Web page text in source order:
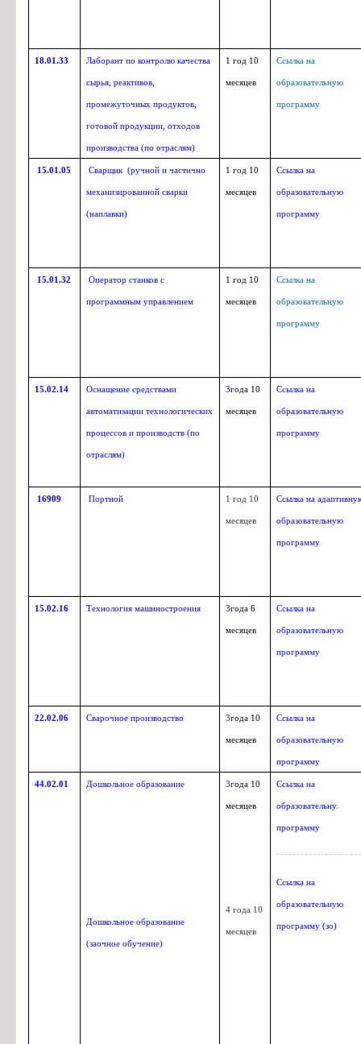
18.01.33 Лаборант по контролю качества
сырья, реактивов,
промежуточных продуктов,
готовой продукции, отходов
производства (по отраслям)
1год 10
месяцев
Ссылка на
образовательную
программу
15.01.05 Сварщик (ручной и частично
механизированной сварки
(наплавки)
1год 10
месяцев
Ссылка на
образовательную
программу
15.01.32 Оператор станков с
программным управлением
1год 10
месяцев
Ссылка на
образовательную
программу
15.02.14 Оснащение средствами
автоматизациитехнологических
процессов и производств (по
отраслям)
3года 10
месяцев
Ссылка на
образовательную
программу
16909 Портной 1год 10
месяцев
Ссылка на
образовательную
программу
15.02.16 Технология машиностроения 3года 6
месяцев
Ссылка на
образовательную
программу
22.02.06 Сварочное производство 3года 10
месяцев
Ссылка на
образовательную
программу
44.02.01 Дошкольное образование
Дошкольное образование
(заочное обучение)
3года 10
месяцев
4 года 10
месяцев
Ссылка на
образовательну.
программу
Ссылка на
образовательную
программу (зо)